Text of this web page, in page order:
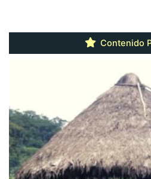
Contenido